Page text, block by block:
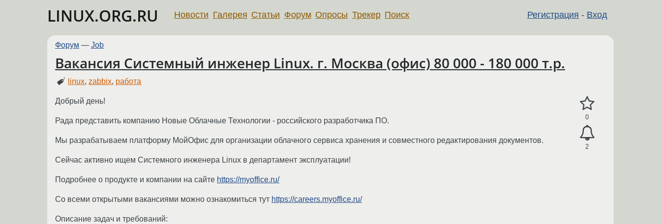
LINUX.ORG.RU Регистрация - Вход
Новости Галерея Статьи Форум Опросы Трекер Поиск
Форум — Job
Вакансия Системный инженер Linux. г. Москва (офис) 80 000 - 180 000 т.р.
linux,zabbix, работа
0
2
Добрый день!
Рада представить компанию Новые Облачные Технологии - российского разработчика ПО.
Мы разрабатываем платформу МойОфис для организации облачного сервиса хранения и совместного редактирования документов.
Сейчас активно ищем Системного инженера Linux в департамент эксплуатации!
Подробнее о продукте и компании на сайте https://myoffice.ru/
Со всеми открытыми вакансиями можно ознакомиться тут https://careers.myoffice.ru/
Описание задач и требований: